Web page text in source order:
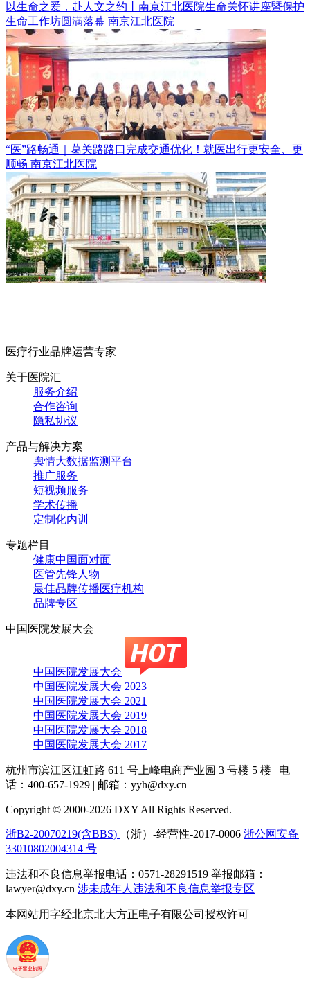
以生命之爱，赴人文之约丨南京江北医院生命关怀讲座暨保护
生命工作坊圆满落幕 南京江北医院
“医”路畅通｜葛关路路口完成交通优化！就医出行更安全、更
顺畅 南京江北医院
医疗行业品牌运营专家
关于医院汇
服务介绍
合作咨询
隐私协议
产品与解决方案
舆情大数据监测平台
推广服务
短视频服务
学术传播
定制化内训
专题栏目
健康中国面对面
医管先锋人物
最佳品牌传播医疗机构
品牌专区
中国医院发展大会
中国医院发展大会
中国医院发展大会 2023
中国医院发展大会 2021
中国医院发展大会 2019
中国医院发展大会 2018
中国医院发展大会 2017
杭州市滨江区江虹路 611 号上峰电商产业园 3 号楼 5 楼 | 电
话：400-657-1929 | 邮箱：yyh@dxy.cn
Copyright © 2000-2026 DXY All Rights Reserved.
浙B2-20070219(含BBS) （浙）-经营性-2017-0006 浙公网安备
33010802004314 号
违法和不良信息举报电话：0571-28291519 举报邮箱：
lawyer@dxy.cn 涉未成年人违法和不良信息举报专区
本网站用字经北京北大方正电子有限公司授权许可